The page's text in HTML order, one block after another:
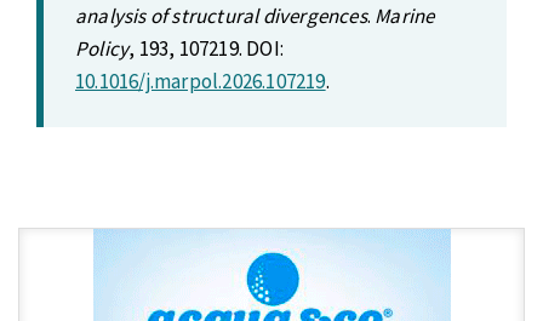
analysis of structural divergences. Marine
Policy, 193, 107219. DOI:
10.1016/j.marpol.2026.107219.